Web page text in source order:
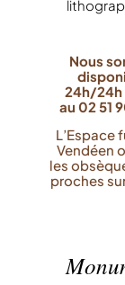
Nous
24h/24h
au 02 51
L’Espace
Vendéen
les
proches